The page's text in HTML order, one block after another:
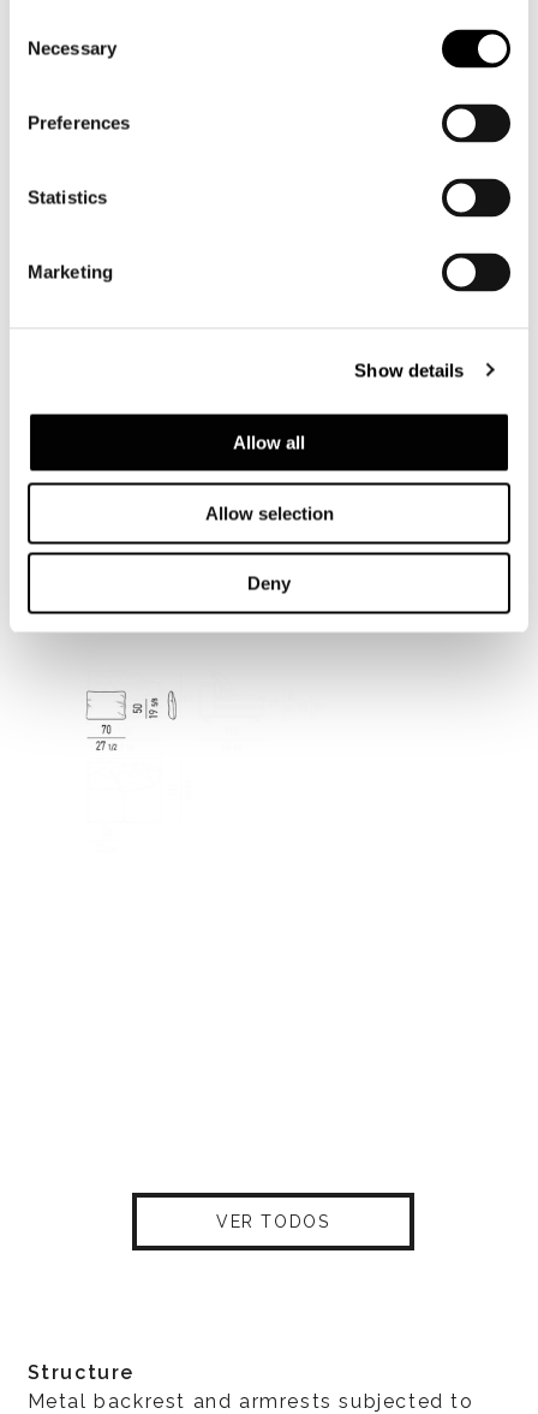
Selection
Necessary
Preferences
Statistics
Marketing
Show details
Allow all
Allow selection
Deny
OPTIONAL BACKREST CUSHION CM 70X50
VER TODOS
Structure
Metal backrest and armrests subjected to